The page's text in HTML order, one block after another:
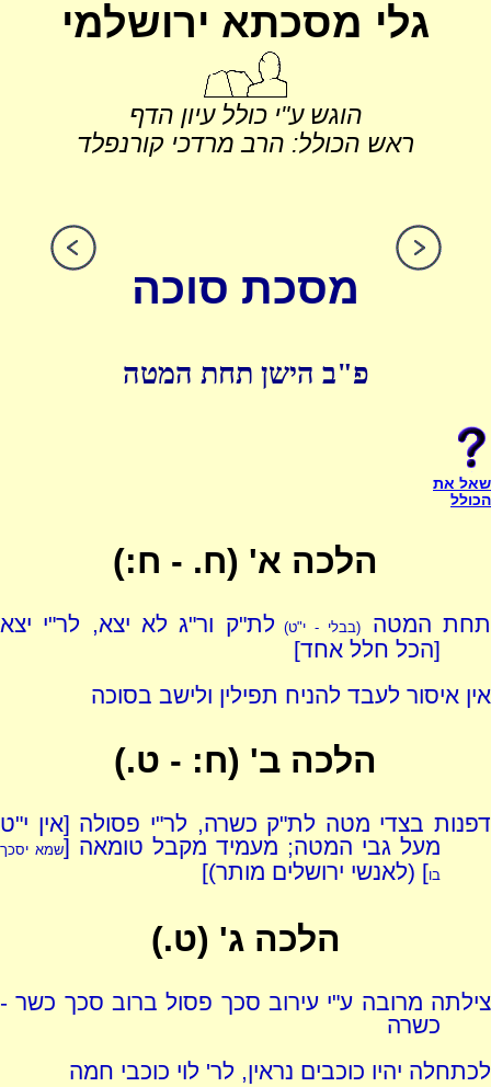
גלי מסכתא ירושלמי
הוגש ע"י כולל עיון הדף
ראש הכולל: הרב מרדכי קורנפלד
מסכת סוכה
פ"ב הישן תחת המטה
שאל את
הכולל
הלכה א' (ח. - ח:)
תחת המטה (בבלי - י"ט)לת"ק ור"ג לא יצא, לר"י יצא
[הכל חלל אחד]
אין איסור לעבד להניח תפילין ולישב בסוכה
הלכה ב' (ח: - ט.)
דפנות בצדי מטה לת"ק כשרה, לר"י פסולה [אין י"ט
מעל גבי המטה; מעמיד מקבל טומאה [שמא יסכך
בו] (לאנשי ירושלים מותר)]
הלכה ג' (ט.)
צילתה מרובה ע"י עירוב סכך פסול ברוב סכך כשר -
כשרה
לכתחלה יהיו כוכבים נראין, לר' לוי כוכבי חמה